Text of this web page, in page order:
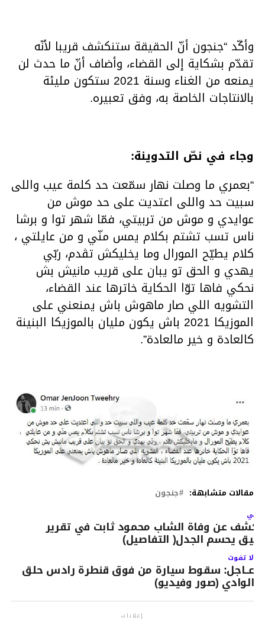
وأكّد “جنجون أنّ الحقيقة ستنكشف قريبا لأنّه
تقدّم بشكاية إلى القضاء، وأضاف أنّ ما حدث لن
يمنعه من الغناء وسنة 2021 ستكون مليئة
بالانتاجات الخاصة به، وفق تعبيره.
وجاء في نصّ التدوينة:
“بعمري ما وصلت نهار سمّعت حد كلمة عيب واللى
سبيت حد واللى اعتديت على حد موش من
عوايدي و موش من تربيتي، فمّا شهر توا و برشا
ناس تسب تشتم بكلام يمس منّي و من عايلتي ،
كلام يطيّح المورال وما يخليكش تڨدم، ربّي
يهدي و الحق تو يبان على قريب مانيش بش
نحكي فاها توّا الحكاية خاترها عند القضاء،
التشويه اللي صار ماهوش باش يمنعني على
الموزيكا 2021 باش يكون مليان بالموزيكا البنينة
كالعادة و خير مالعادة”.
مقالات متشابهة: جنجون
عن وفاة الشاب محمود ثابت في تقرير
يحسم الجدل( التفاصيل)
لا تفوت
عــاجل: سقوط سيارة من فوق قنطرة رادس حلق
الوادي (صور وفيديو)
إعلانات